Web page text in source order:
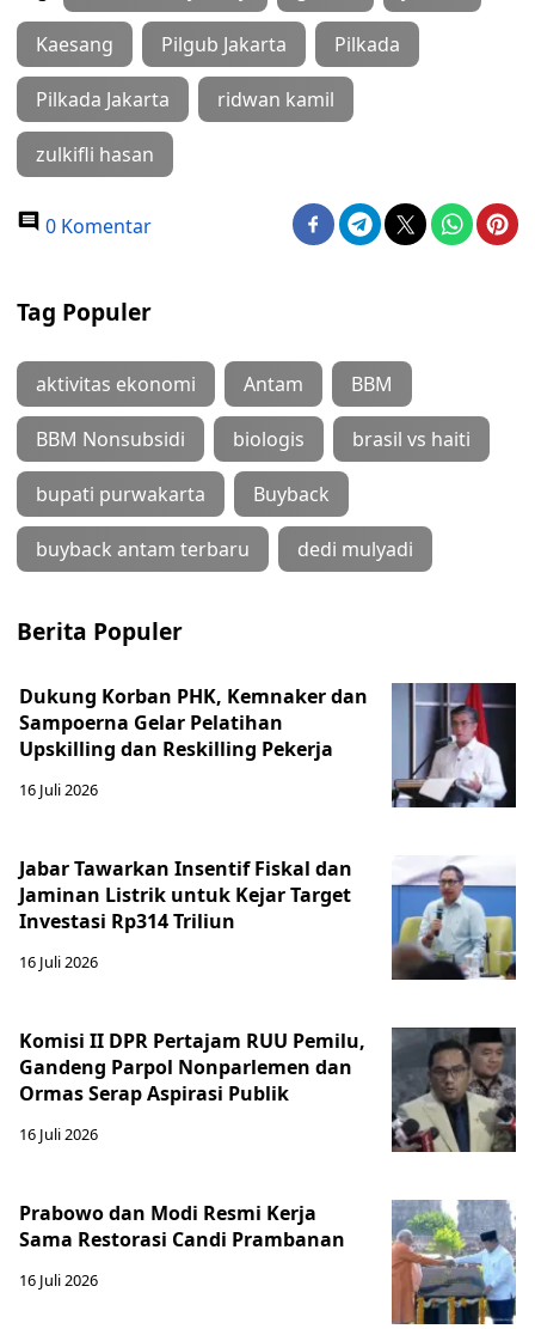
Kaesang Pilgub Jakarta Pilkada
Pilkada Jakarta ridwan kamil
zulkifli hasan
0 Komentar
Tag Populer
aktivitas ekonomi Antam BBM
BBM Nonsubsidi biologis brasil vs haiti
bupati purwakarta Buyback
buyback antam terbaru dedi mulyadi
Berita Populer
Dukung Korban PHK, Kemnaker dan
Sampoerna Gelar Pelatihan
Upskilling dan Reskilling Pekerja
16 Juli 2026
Jabar Tawarkan Insentif Fiskal dan
Jaminan Listrik untuk Kejar Target
Investasi Rp314 Triliun
16 Juli 2026
Komisi II DPR Pertajam RUU Pemilu,
Gandeng Parpol Nonparlemen dan
Ormas Serap Aspirasi Publik
16 Juli 2026
Prabowo dan Modi Resmi Kerja
Sama Restorasi Candi Prambanan
16 Juli 2026